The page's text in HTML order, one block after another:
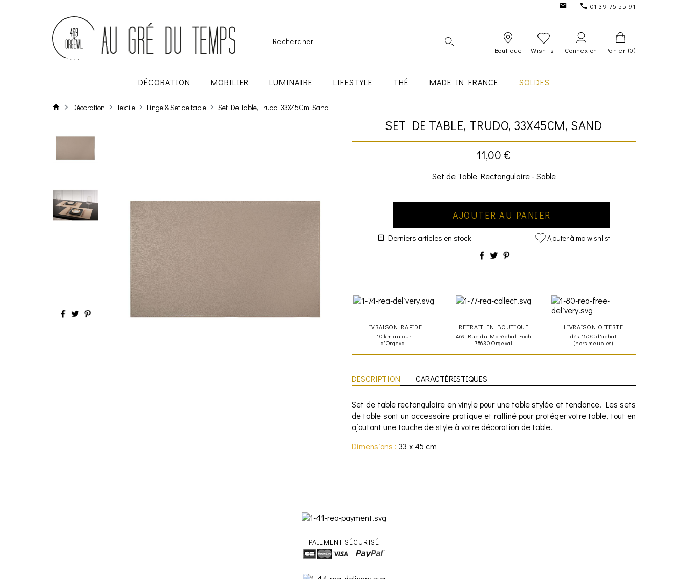
01 39 75 55 91
Boutique Wishlist Connexion Panier (0)
DÉCORATION MOBILIER LUMINAIRE LIFESTYLE THÉ MADE IN FRANCE SOLDES
Décoration Textile Linge & Set de table Set De Table, Trudo, 33X45Cm, Sand
SET DE TABLE, TRUDO, 33X45CM, SAND
11,00 €
Set de Table Rectangulaire - Sable
AJOUTER AU PANIER
Derniers articles en stock Ajouter à ma wishlist
LIVRAISON RAPIDE
10 km autour
d'Orgeval
RETRAIT EN BOUTIQUE
469 Rue du Maréchal Foch
78630 Orgeval
LIVRAISON OFFERTE
dès 150€ d'achat
(hors meubles)
DESCRIPTION CARACTÉRISTIQUES
Set de table rectangulaire en vinyle pour une table stylée et tendance. Les sets
de table sont un accessoire pratique et raffiné pour protéger votre table, tout en
ajoutant une touche de style à votre décoration de table.
Dimensions : 33 x 45 cm
PAIEMENT SÉCURISÉ